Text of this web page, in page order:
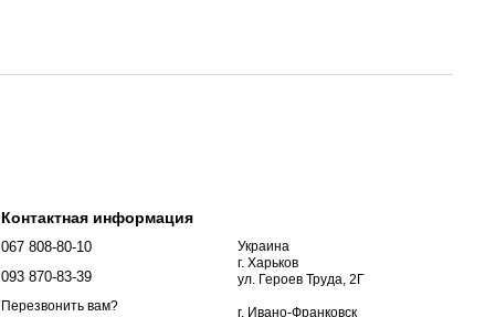
Контактная информация
067 808-80-10
093 870-83-39
Перезвонить вам?
Украина
г. Харьков
ул. Героев Труда, 2Г
г. Ивано-Франковск